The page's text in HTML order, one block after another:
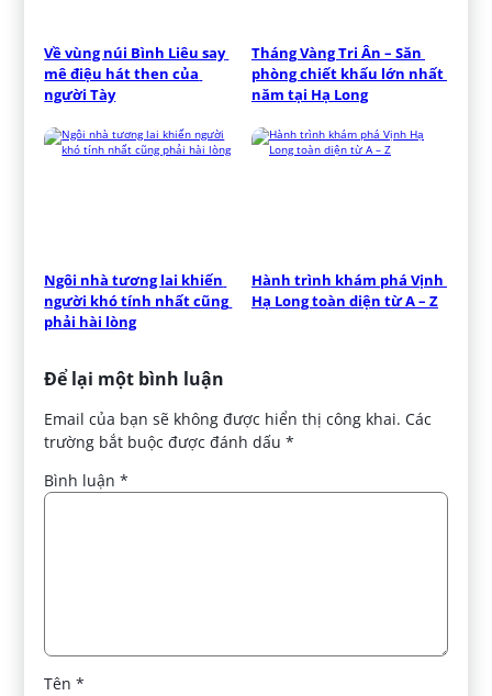
Về vùng núi Bình Liêu say
mê điệu hát then của
người Tày
Tháng Vàng Tri Ân – Săn
phòng chiết khấu lớn nhất
năm tại Hạ Long
Ngôi nhà tương lai khiến
người khó tính nhất cũng
phải hài lòng
Hành trình khám phá Vịnh
Hạ Long toàn diện từ A – Z
Để lại một bình luận
Email của bạn sẽ không được hiển thị công khai. Các
trường bắt buộc được đánh dấu*
Bình luận*
Tên*